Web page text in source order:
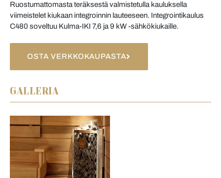
Ruostumattomasta teräksestä valmistetulla kauluksella
viimeistelet kiukaan integroinnin lauteeseen. Integrointikaulus
C480 soveltuu Kulma-IKI 7,6 ja 9 kW -sähkökiukaille.
OSTA VERKKOKAUPASTA
GALLERIA